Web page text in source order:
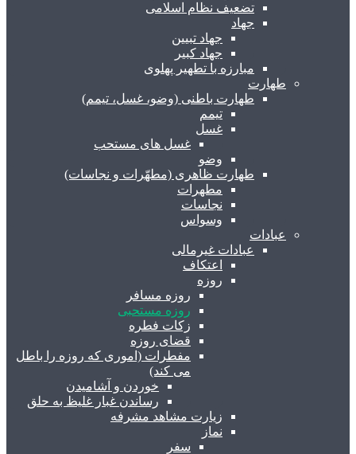
تضعیف نظام اسلامی
جهاد
جهاد تبیین
جهاد کبیر
مبارزه با تطهیر پهلوی
طهارت
طهارت باطنی (وضو، غسل، تیمم)
تیمم
غسل
غسل های مستحب
وضو
طهارت ظاهری (مطهّرات و نجاسات)
مطهرات
نجاسات
وسواس
عبادات
عبادات غیرمالی
اعتکاف
روزه
روزه مسافر
روزه مستحبی
زکات فطره
قضای روزه
مفطرات (اموری که روزه را باطل
می کند)
خوردن و آشامیدن
رساندن غبار غلیظ به حلق
زیارت مشاهد مشرفه
نماز
سفر